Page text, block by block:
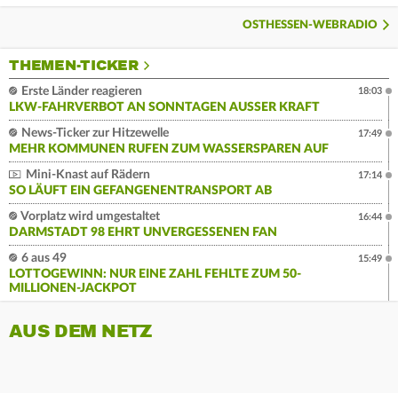
OSTHESSEN-WEBRADIO
THEMEN-TICKER
Erste Länder reagieren
LKW-FAHRVERBOT AN SONNTAGEN AUSSER KRAFT
18:03
News-Ticker zur Hitzewelle
MEHR KOMMUNEN RUFEN ZUM WASSERSPAREN AUF
17:49
Mini-Knast auf Rädern
SO LÄUFT EIN GEFANGENENTRANSPORT AB
17:14
Vorplatz wird umgestaltet
DARMSTADT 98 EHRT UNVERGESSENEN FAN
16:44
6 aus 49
LOTTOGEWINN: NUR EINE ZAHL FEHLTE ZUM 50-
MILLIONEN-JACKPOT
15:49
AUS DEM NETZ